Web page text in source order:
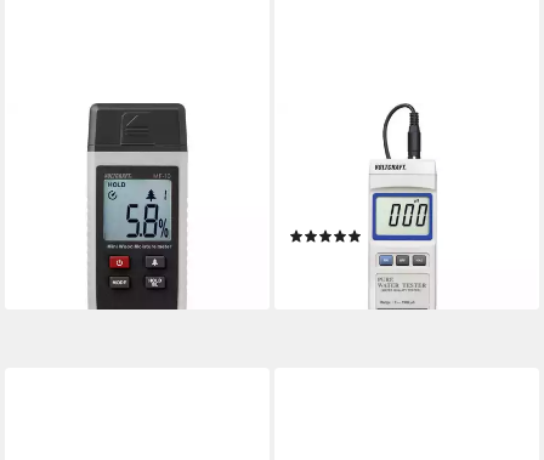
VOLTCRAFT
Feuchtigkeitsmesser
Holzfeuchte-Messgerät VC-
8314255, für Harthölzer
lieferbar - in 2-3 Werktagen bei dir
Wasserzähler
Leitwertmessgerät WA-100
(1)
ab 103,40 €
lieferbar - in 2-3 Werktagen bei dir